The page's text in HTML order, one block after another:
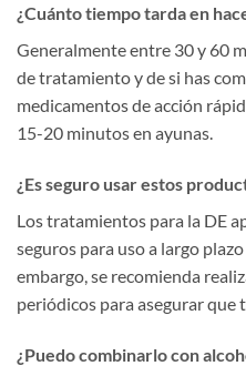
¿Cuánto tiempo tarda en
Generalmente entre 30 y 60
de tratamiento y de si has
medicamentos de acción
15-20 minutos en ayunas.
¿Es seguro usar estos
Los tratamientos para la DE
seguros para uso a largo
embargo, se recomienda
periódicos para asegurar que
¿Puedo combinarlo con